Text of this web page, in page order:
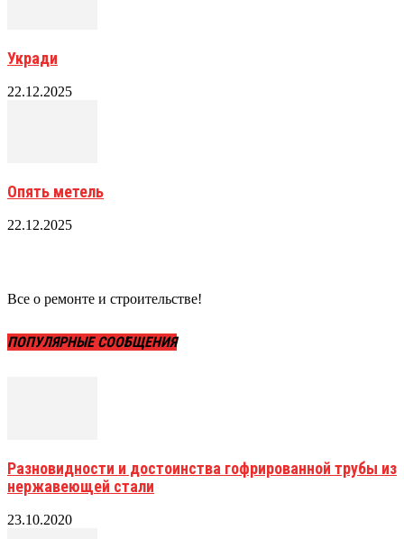
Укради
22.12.2025
Опять метель
22.12.2025
Все о ремонте и строительстве!
ПОПУЛЯРНЫЕ СООБЩЕНИЯ
Разновидности и достоинства гофрированной трубы из
нержавеющей стали
23.10.2020